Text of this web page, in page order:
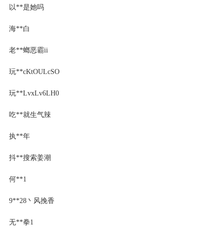
以**是她吗
海**白
老**螂恶霸ii
玩**cKtOULcSO
玩**LvxLv6LH0
吃**就生气辣
执**年
抖**搜索姜潮
何**1
9**28丶风挽香
无**拳1